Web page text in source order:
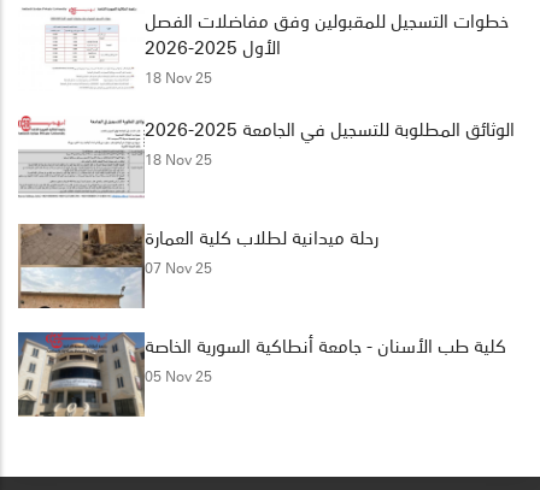
خطوات التسجيل للمقبولين وفق مفاضلات الفصل
الأول 2025-2026
18 Nov 25
الوثائق المطلوبة للتسجيل في الجامعة 2025-2026
18 Nov 25
رحلة ميدانية لطلاب كلية العمارة
07 Nov 25
كلية طب الأسنان - جامعة أنطاكية السورية الخاصة
05 Nov 25